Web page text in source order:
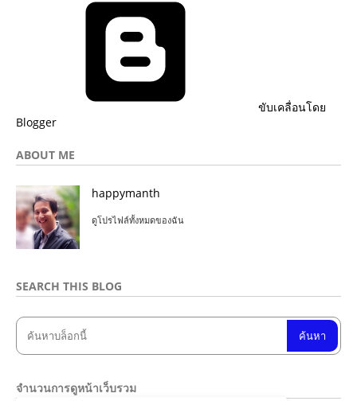
ขับเคลื่อนโดย
Blogger
ABOUT ME
happymanth
ดูโปรไฟล์ทั้งหมดของฉัน
SEARCH THIS BLOG
จำนวนการดูหน้าเว็บรวม